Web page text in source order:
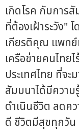
เกิดโรค กับการ
ที่ต้องเฝ้าระวัง"
เกียรติคุณ แพท
เครือข่ายคนไทย
ประเทศไทย ที่จะ
สัมมนาได้มีความ
ดำเนินชีวิต ลดค
ดี ชีวิตมีสุขทุกวัน